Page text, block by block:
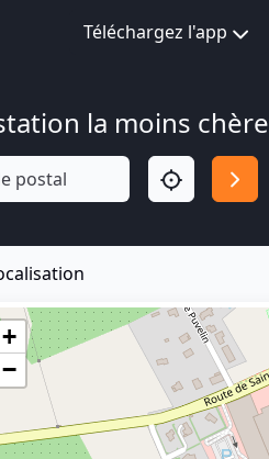
Téléchargez l'app
la moins chère
+
−